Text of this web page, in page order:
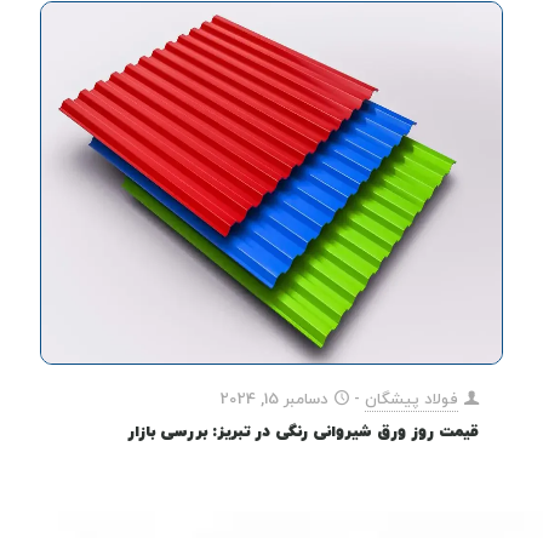
فولاد پیشگان -
دسامبر 15, 2024
قیمت روز ورق شیروانی رنگی در تبریز: بررسی بازار